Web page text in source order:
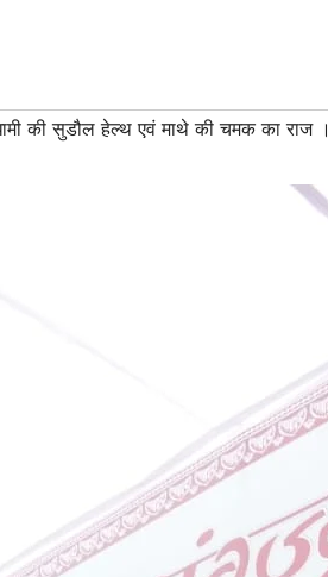
की सुडौल हेल्थ एवं माथे की चमक का राज ।